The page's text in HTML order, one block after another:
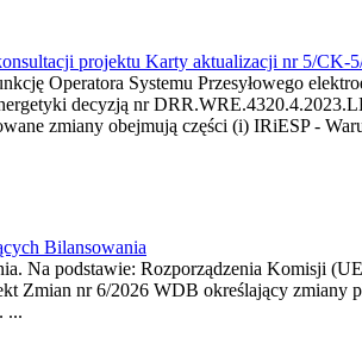
projektu Karty aktualizacji nr 5/CK-
Operatora Systemu Przesyłowego
decyzją nr
zmiany obejmują części (i) IRiESP -
Bilansowania
Na podstawie: Rozporządzenia Komisji
Zmian nr 6/2026 WDB określający zmiany
...